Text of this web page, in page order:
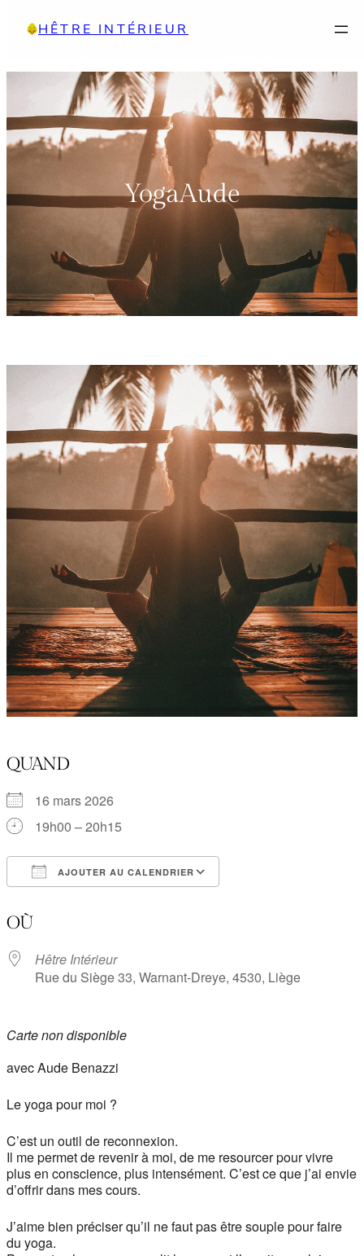
HÊTRE INTÉRIEUR
YogaAude
QUAND
16 mars 2026
19h00 – 20h15
AJOUTER AU CALENDRIER
OÙ
Hêtre Intérieur
Rue du Siège 33, Warnant-Dreye, 4530, Liège
Carte non disponible
avec Aude Benazzi
Le yoga pour moi ?
C’est un outil de reconnexion.
Il me permet de revenir à moi, de me resourcer pour vivre
plus en conscience, plus intensément. C’est ce que j’ai envie
d’offrir dans mes cours.
J’aime bien préciser qu’il ne faut pas être souple pour faire
du yoga.